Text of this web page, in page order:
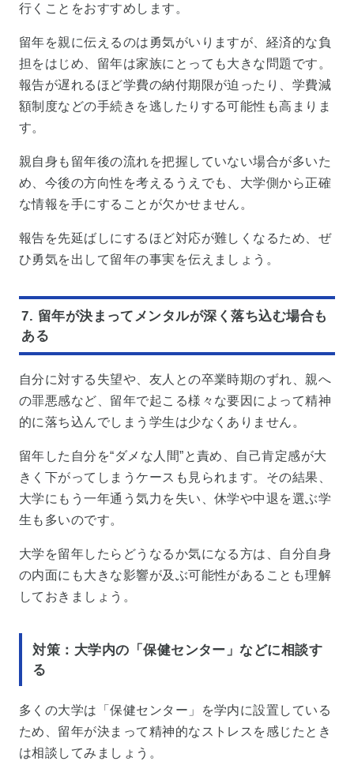
行くことをおすすめします。
留年を親に伝えるのは勇気がいりますが、経済的な負
担をはじめ、留年は家族にとっても大きな問題です。
報告が遅れるほど学費の納付期限が迫ったり、学費減
額制度などの手続きを逃したりする可能性も高まりま
す。
親自身も留年後の流れを把握していない場合が多いた
め、今後の方向性を考えるうえでも、大学側から正確
な情報を手にすることが欠かせません。
報告を先延ばしにするほど対応が難しくなるため、ぜ
ひ勇気を出して留年の事実を伝えましょう。
7. 留年が決まってメンタルが深く落ち込む場合も
ある
自分に対する失望や、友人との卒業時期のずれ、親へ
の罪悪感など、留年で起こる様々な要因によって精神
的に落ち込んでしまう学生は少なくありません。
留年した自分を“ダメな人間”と責め、自己肯定感が大
きく下がってしまうケースも見られます。その結果、
大学にもう一年通う気力を失い、休学や中退を選ぶ学
生も多いのです。
大学を留年したらどうなるか気になる方は、自分自身
の内面にも大きな影響が及ぶ可能性があることも理解
しておきましょう。
対策：大学内の「保健センター」などに相談す
る
多くの大学は「保健センター」を学内に設置している
ため、留年が決まって精神的なストレスを感じたとき
は相談してみましょう。